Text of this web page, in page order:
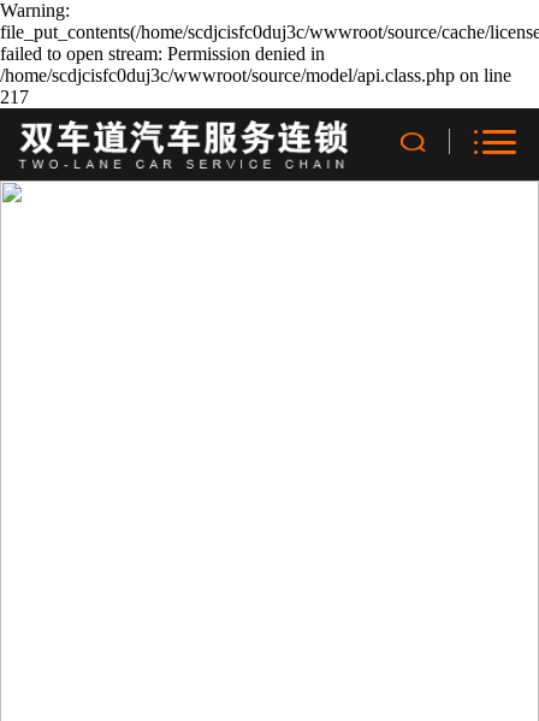
Warning:
file_put_contents(/home/scdjcisfc0duj3c/wwwroot/source/cache/
failed to open stream: Permission denied in
/home/scdjcisfc0duj3c/wwwroot/source/model/api.class.php on line
217